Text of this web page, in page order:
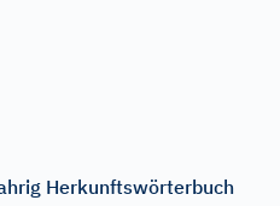
Herkunftswörterbuch